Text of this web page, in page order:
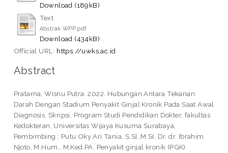
Download (189kB)
Text
Abstrak WPP.pdf
Download (434kB)
Official URL: https://uwks.ac.id
Abstract
Pratama, Wisnu Putra. 2022. Hubungan Antara Tekanan
Darah Dengan Stadium Penyakit Ginjal Kronik Pada Saat Awal
Diagnosis. Skripsi, Program Studi Pendidikan Dokter, fakultas
Kedokteran, Universitas Wijaya Kusuma Surabaya,
Pembimbing : Putu Oky Ari Tania, S.SI.,M.SI, Dr. dr. Ibrahim
Njoto, M.Hum., M.Ked.PA. Penyakit ginjal kronik (PGK)